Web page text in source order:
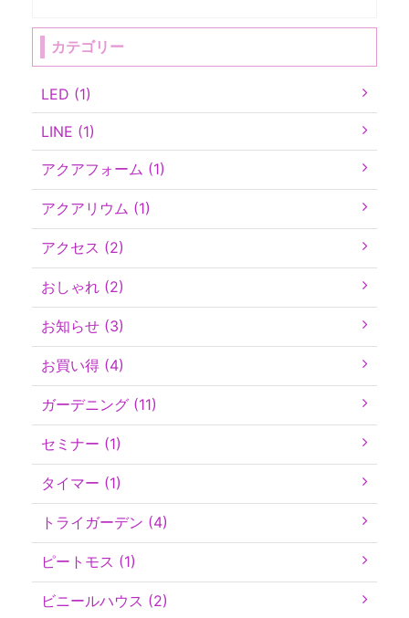
カテゴリー
LED (1)
LINE (1)
アクアフォーム (1)
アクアリウム (1)
アクセス (2)
おしゃれ (2)
お知らせ (3)
お買い得 (4)
ガーデニング (11)
セミナー (1)
タイマー (1)
トライガーデン (4)
ピートモス (1)
ビニールハウス (2)